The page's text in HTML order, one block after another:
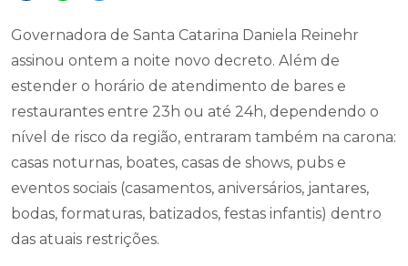
Governadora de Santa Catarina Daniela Reinehr
assinou ontem a noite novo decreto. Além de
estender o horário de atendimento de bares e
restaurantes entre 23h ou até 24h, dependendo o
nível de risco da região, entraram também na carona:
casas noturnas, boates, casas de shows, pubs e
eventos sociais (casamentos, aniversários, jantares,
bodas, formaturas, batizados, festas infantis) dentro
das atuais restrições.